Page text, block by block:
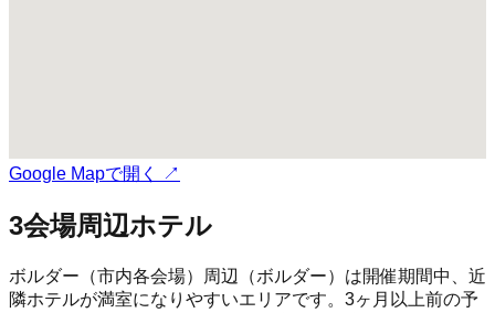
Google Mapで開く ↗
3会場周辺ホテル
ボルダー（市内各会場） 周辺（ボルダー）は開催期間中、近
隣ホテルが満室になりやすいエリアです。3ヶ月以上前の予